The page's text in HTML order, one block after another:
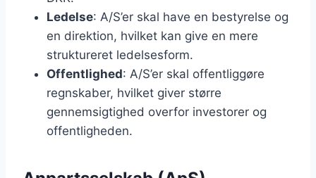
Ledelse: A/S’er skal have en bestyrelse og
en direktion, hvilket kan give en mere
struktureret ledelsesform.
Offentlighed: A/S’er skal offentliggøre
regnskaber, hvilket giver større
gennemsigtighed overfor investorer og
offentligheden.